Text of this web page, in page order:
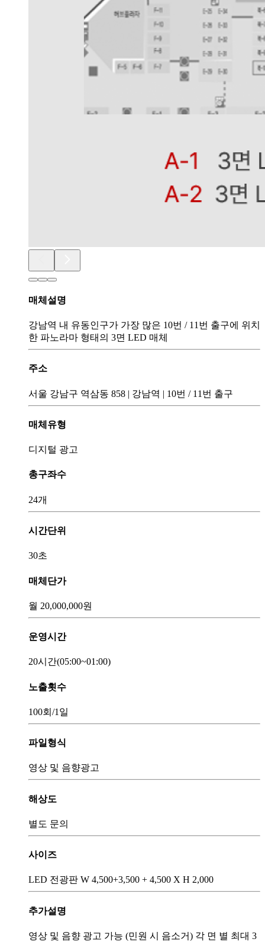
매체설명
강남역 내 유동인구가 가장 많은 10번 / 11번 출구에 위치
한 파노라마 형태의 3면 LED 매체
주소
서울 강남구 역삼동 858 | 강남역 | 10번 / 11번 출구
매체유형
디지털 광고
총구좌수
24개
시간단위
30초
매체단가
월 20,000,000원
운영시간
20시간(05:00~01:00)
노출횟수
100회 /1일
파일형식
영상 및 음향광고
해상도
별도 문의
사이즈
LED 전광판 W 4,500+3,500 + 4,500 X H 2,000
추가설명
영상 및 음향 광고 가능 (민원 시 음소거) 각 면 별 최대 3